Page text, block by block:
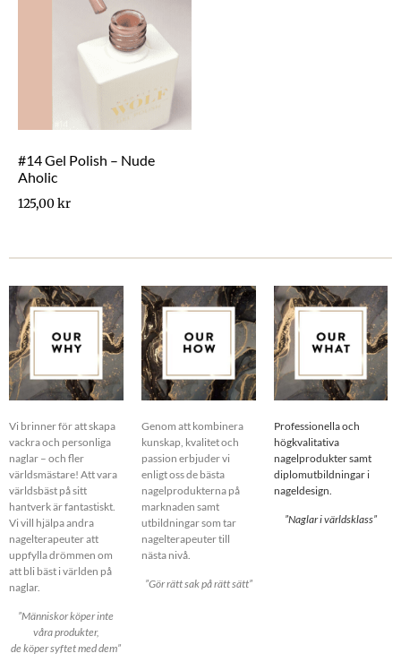
#14 Gel Polish – Nude
Aholic
125,00kr
Vi brinner för att skapa
vackra och personliga
naglar – och fler
världsmästare! Att vara
världsbäst på sitt
hantverk är fantastiskt.
Vi vill hjälpa andra
nagelterapeuter att
uppfylla drömmen om
att bli bäst i världen på
naglar.
”Människor köper inte
våra produkter,
de köper syftet med dem”
Genom att kombinera
kunskap, kvalitet och
passion erbjuder vi
enligt oss de bästa
nagelprodukterna på
marknaden samt
utbildningar som tar
nagelterapeuter till
nästa nivå.
”Gör rätt sak på rätt sätt”
Professionella och
högkvalitativa
nagelprodukter samt
diplomutbildningar i
nageldesign.
”Naglar i världsklass”